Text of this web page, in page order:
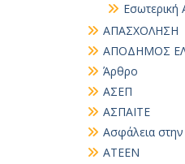
Εσωτερική
ΑΠΑΣΧΟΛΗΣΗ
ΑΠΟΔΗΜΟΣ
Άρθρο
ΑΣΕΠ
ΑΣΠΑΙΤΕ
Ασφάλεια
ΑΤΕΕΝ